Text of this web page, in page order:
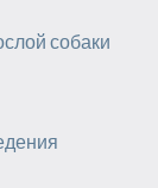
собаки